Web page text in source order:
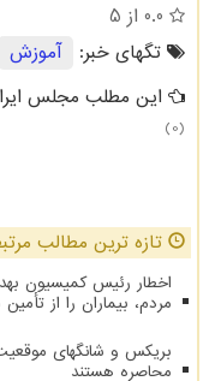
0.0 از 5
تگهای خبر:
آموزش
این مطلب مجلس
(0)
تازه ترین مطالب
اخطار رئیس کمیسیون
مردم، بیماران را از
بریکس و شانگهای
محاصره هستند